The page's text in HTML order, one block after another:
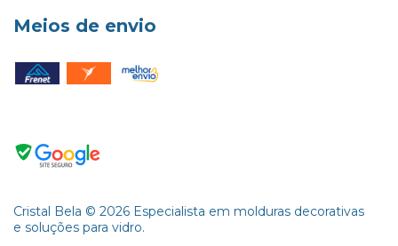
Meios de envio
Cristal Bela ©️ 2026 Especialista em molduras decorativas
e soluções para vidro.